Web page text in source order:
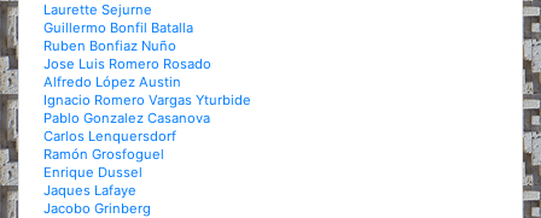
Laurette Sejurne
Guillermo Bonfil Batalla
Ruben Bonfiaz Nuño
Jose Luis Romero Rosado
Alfredo López Austin
Ignacio Romero Vargas Yturbide
Pablo Gonzalez Casanova
Carlos Lenquersdorf
Ramón Grosfoguel
Enrique Dussel
Jaques Lafaye
Jacobo Grinberg